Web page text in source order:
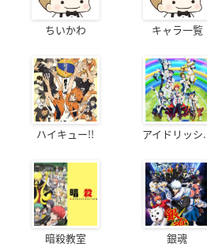
ちいかわ キャラ一覧
ハイキュー!! アイドリッシ
暗殺教室 銀魂